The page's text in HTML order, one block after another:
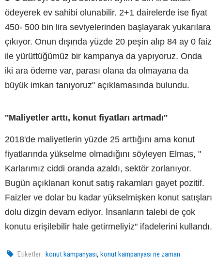
ödeyerek ev sahibi olunabilir. 2+1 dairelerde ise fiyat
450- 500 bin lira seviyelerinden başlayarak yukarılara
çıkıyor. Onun dışında yüzde 20 peşin alıp 84 ay 0 faiz
ile yürüttüğümüz bir kampanya da yapıyoruz. Onda
iki ara ödeme var, parası olana da olmayana da
büyük imkan tanıyoruz" açıklamasında bulundu.
''Maliyetler arttı, konut fiyatları artmadı''
2018'de maliyetlerin yüzde 25 arttığını ama konut
fiyatlarında yükselme olmadığını söyleyen Elmas, "
Karlarımız ciddi oranda azaldı, sektör zorlanıyor.
Bugün açıklanan konut satış rakamları gayet pozitif.
Faizler ve dolar bu kadar yükselmişken konut satışları
dolu dizgin devam ediyor. İnsanların talebi de çok
konutu erişilebilir hale getirmeliyiz" ifadelerini kullandı.
Etiketler : konut kampanyası,konut kampanyası ne zaman